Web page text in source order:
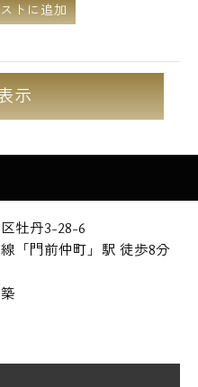
トに追加
示
牡丹3-28-6
「門前仲町」駅 徒歩8分